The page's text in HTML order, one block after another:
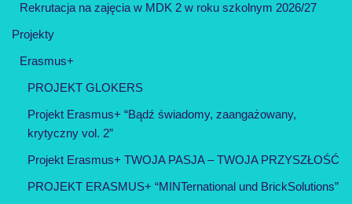
Rekrutacja na zajęcia w MDK 2 w roku szkolnym 2026/27
Projekty
Erasmus+
PROJEKT GLOKERS
Projekt Erasmus+ “Bądź świadomy, zaangażowany,
krytyczny vol. 2”
Projekt Erasmus+ TWOJA PASJA – TWOJA PRZYSZŁOŚĆ
PROJEKT ERASMUS+ “MINTernational und BrickSolutions”